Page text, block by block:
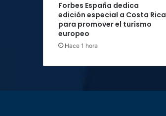
Forbes España dedica
edición especial a Costa Rica
para promover el turismo
europeo
Hace 1 hora